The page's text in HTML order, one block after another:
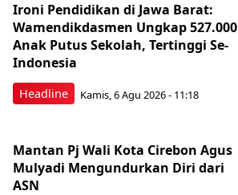
Headline
Ironi Pendidikan di Jawa Barat:
Wamendikdasmen Ungkap 527.000
Anak Putus Sekolah, Tertinggi Se-
Indonesia
Kamis, 6 Agu 2026 - 11:18
Mantan Pj Wali Kota Cirebon Agus
Mulyadi Mengundurkan Diri dari
ASN